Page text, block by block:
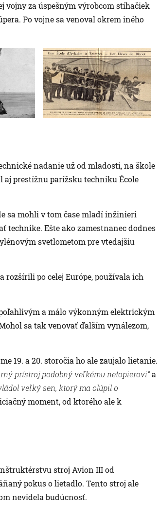
vojny za úspešným výrobcom stíhačiek
Po vojne sa venoval okrem iného
nadanie už od mladosti, na škole
aj prestížnu parížsku techniku École
sa mohli v tom čase mladí inžinieri
technike. Ešte ako zamestnanec dodnes
svetlometom pre vtedajšiu
rozšírili po celej Európe, používala ich
a málo výkonným elektrickým
sa tak venovať ďalším vynálezom,
19. a 20. storočia ho ale zaujalo lietanie.
prístroj podobný veľkému netopierovi“a
veľký sen, ktorý ma olúpil o
moment, od ktorého ale k
stroj Avion III od
pokus o lietadlo. Tento stroj ale
nevidela budúcnosť.